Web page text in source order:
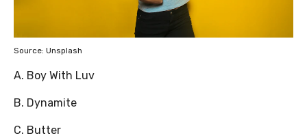
Source: Unsplash
A. Boy With Luv
B. Dynamite
C. Butter